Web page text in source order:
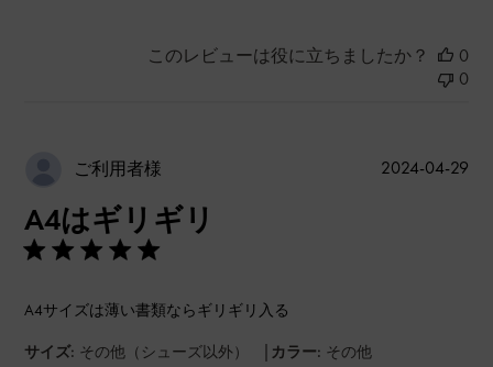
このレビューは役に立ちましたか？
0
0
ご利用者様
A4はギリギリ
A4サイズは薄い書類ならギリギリ入る
サイズ: その他（シューズ以外） | カラー: その他
公
2024-04-29